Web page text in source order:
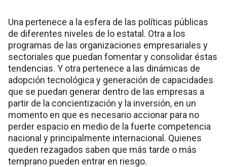
Una pertenece a la esfera de las políticas públicas
de diferentes niveles de lo estatal. Otra a los
programas de las organizaciones empresariales y
sectoriales que puedan fomentar y consolidar éstas
tendencias. Y otra pertenece a las dinámicas de
adopción tecnológica y generación de capacidades
que se puedan generar dentro de las empresas a
partir de la concientización y la inversión, en un
momento en que es necesario accionar para no
perder espacio en medio de la fuerte competencia
nacional y principalmente internacional. Quienes
queden rezagados saben que más tarde o más
temprano pueden entrar en riesgo.